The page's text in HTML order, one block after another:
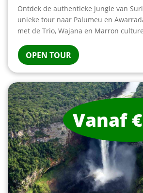
Ontdek de authentieke jungle van
unieke tour naar Palumeu en
met de Trio, Wajana en Marron
OPEN TOUR
Vanaf